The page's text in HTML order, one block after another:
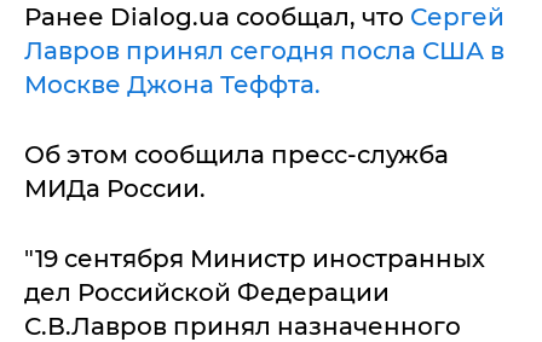
Ранее Dialog.ua сообщал, что Сергей
Лавров принял сегодня посла США в
Москве Джона Теффта.
Об этом сообщила пресс-служба
МИДа России.
"19 сентября Министр иностранных
дел Российской Федерации
С.В.Лавров принял назначенного